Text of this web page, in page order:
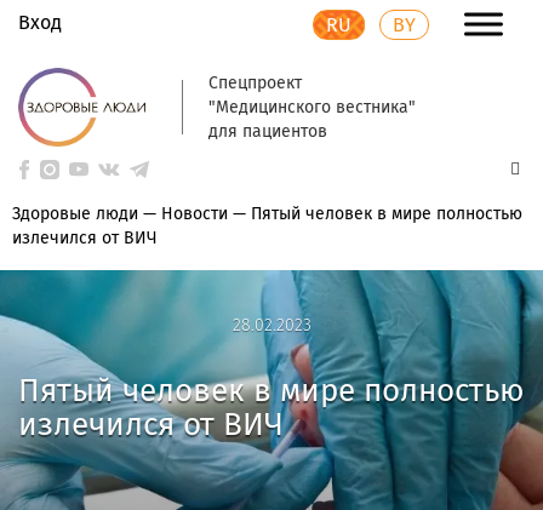
Вход RU BY
Спецпроект
"Медицинского вестника"
для пациентов
Здоровые люди — Новости — Пятый человек в мире полностью
излечился от ВИЧ
28.02.2023
28.02.2023
Пятый человек в мире полностью
излечился от ВИЧ